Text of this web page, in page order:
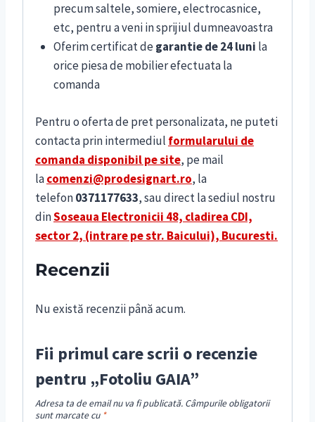
precum saltele, somiere, electrocasnice,
etc, pentru a veni in sprijiul dumneavoastra
Oferim certificat degarantie de 24 luni la
orice piesa de mobilier efectuata la
comanda
Pentru o oferta de pret personalizata, ne puteti
contacta prin intermediul formularului de
comanda disponibil pe site, pe mail
lacomenzi@prodesignart.ro, la
telefon0371177633, sau direct la sediul nostru
dinSoseaua Electronicii 48, cladirea CDI,
sector 2, (intrare pe str. Baicului), Bucuresti.
Recenzii
Nu există recenzii până acum.
Fii primul care scrii o recenzie
pentru „Fotoliu GAIA”
Adresa ta de email nu va fi publicată. Câmpurile obligatorii
sunt marcate cu *